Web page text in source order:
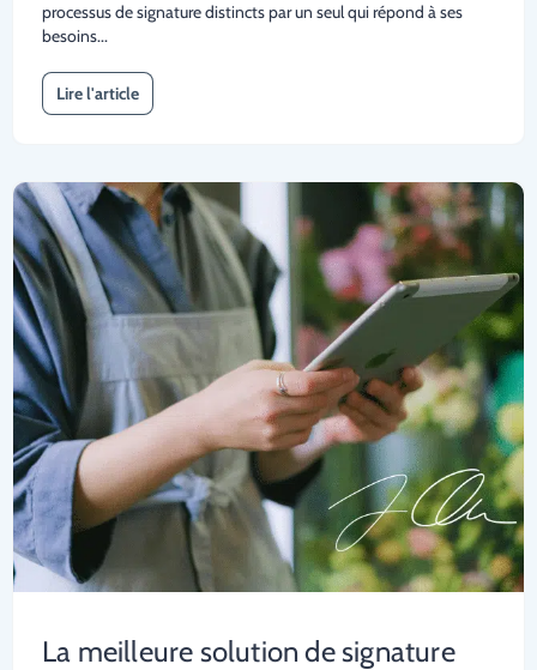
processus de signature distincts par un seul qui répond à ses
besoins...
Lire l'article
La meilleure solution de signature